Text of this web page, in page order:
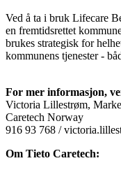
Ved å ta i bruk Lifecare
en fremtidsrettet
brukes strategisk for
kommunens tjenester -
For mer informasjon,
Victoria Lillestrøm,
Caretech Norway
916 93 768 /
Om Tieto Caretech: